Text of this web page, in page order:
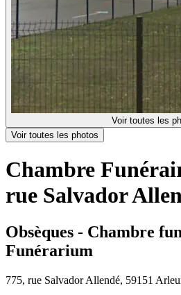
Voir toutes les
Voir toutes les photos
Chambre
rue Salvador
Obsèques - Chambre
Funérarium
775, rue Salvador Allendé, 59151